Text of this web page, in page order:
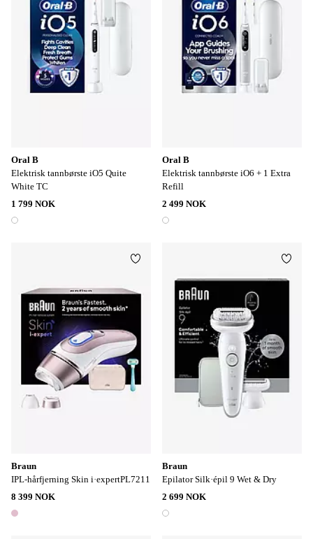
Oral B
Elektrisk tannbørste iO5 Quite
White TC
1 799 NOK
1 farge
Oral B
Elektrisk tannbørste iO6 + 1 Extra
Refill
2 499 NOK
1 farge
Braun
IPL-hårfjerning Skin i·expertPL7211
8 399 NOK
1 farge
Legg til favoritter
Braun
Epilator Silk·épil 9 Wet & Dry
2 699 NOK
1 farge